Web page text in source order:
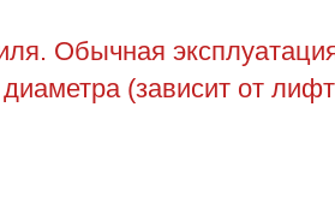
Обычная
(зависит от